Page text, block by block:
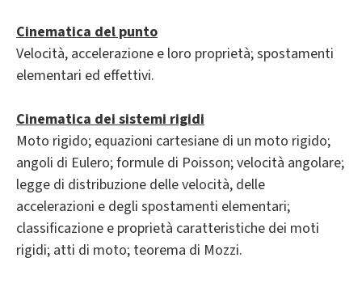
Cinematica del punto
Velocità, accelerazione e loro proprietà; spostamenti
elementari ed effettivi.
Cinematica dei sistemi rigidi
Moto rigido; equazioni cartesiane di un moto rigido;
angoli di Eulero; formule di Poisson; velocità angolare;
legge di distribuzione delle velocità, delle
accelerazioni e degli spostamenti elementari;
classificazione e proprietà caratteristiche dei moti
rigidi; atti di moto; teorema di Mozzi.